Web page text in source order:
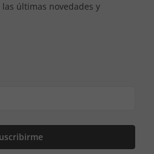
últimas novedades y